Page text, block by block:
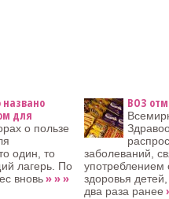
названо
для
о пользе
один, то
лагерь. По
вновь» » »
ВОЗ
заболеваний,
употреблением
здоровья
два раза ранее